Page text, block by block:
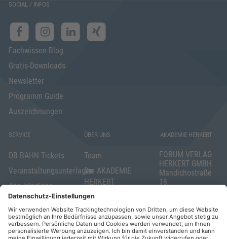
SOCIAL / INFOS
Fachwissen-Blog
Gratis-Downloads
Newsletter
Programm Guide
Auszeichnungen
SERVICE
DB BAHN Tickets
Veranstaltungsunterlagen
Abo kündigen
Widerrufsrecht
für Verbraucher
Elektronischer
ÜBER UNS
Team
Die AKADEMIE
HERKERT
FORUM VERLAG
HERKERT
Kontakt
AKADEMIE HERKERT
FORUM VERLAG
HERKERT GMBH
Mandichostraße
18
Telefon: +49
(0)8233 381-123
Telefax: +49
(0)8233 381-222